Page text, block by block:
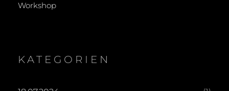
Workshop
KATEGORIEN